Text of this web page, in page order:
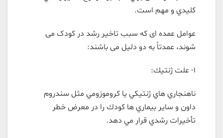
كليدي و مهم است.
عوامل عمده ای که سبب تاخیر رشد در کودک می
شوند، عمدتاً به دو دلیل می باشند:
۱- علت ژنتيك:
ناهنجاري هاي ژنتيكي يا كروموزومي مثل سندروم
داون و ساير بيماري ها كودك را در معرض خطر
تأخيرات رشدي قرار مي دهد.